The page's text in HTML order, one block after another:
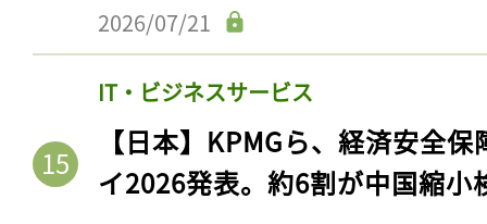
2026/07/21
IT・ビジネスサービス
【日本】KPMGら、経済安全
イ2026発表。約6割が中国縮小